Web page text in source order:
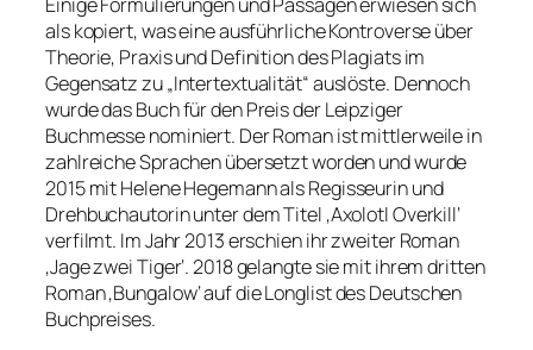
als kopiert, was eine ausführliche Kontroverse über
Theorie, Praxis und Definition des Plagiats im
Gegensatz zu „Intertextualität“ auslöste. Dennoch
wurde das Buch für den Preis der Leipziger
Buchmesse nominiert. Der Roman ist mittlerweile in
zahlreiche Sprachen übersetzt worden und wurde
2015 mit Helene Hegemann als Regisseurin und
Drehbuchautorin unter dem Titel ‚Axolotl Overkill‘
verfilmt. Im Jahr 2013 erschien ihr zweiter Roman
‚Jage zwei Tiger‘. 2018 gelangte sie mit ihrem dritten
Roman ‚Bungalow‘ auf die Longlist des Deutschen
Buchpreises.